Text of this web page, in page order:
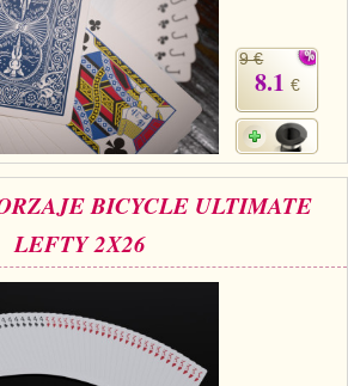
9 €
8.1 €
BICYCLE ULTIMATE
LEFTY 2X26